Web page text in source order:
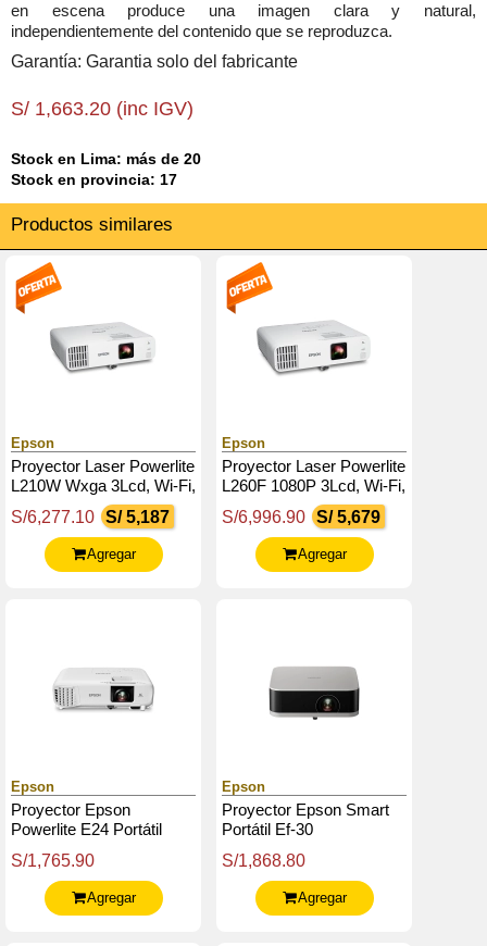
en escena produce una imagen clara y natural,
independientemente del contenido que se reproduzca.
Garantía: Garantia solo del fabricante
S/ 1,663.20 (inc IGV)
Stock en Lima: más de 20
Stock en provincia: 17
Productos similares
Epson
Proyector Laser Powerlite
L210W Wxga 3Lcd, Wi-Fi,
Hdmi X2, Computer In
X1, Lan (Rj-45) X1
S/6,277.10 S/ 5,187
Agregar
Epson
Proyector Laser Powerlite
L260F 1080P 3Lcd, Wi-Fi,
Hdmi X2, Vga Input X1,
Lan (Rj-45) X1
S/6,996.90 S/ 5,679
Agregar
Epson
Proyector Epson
Powerlite E24 Portátil
S/1,765.90
Agregar
Epson
Proyector Epson Smart
Portátil Ef-30
S/1,868.80
Agregar